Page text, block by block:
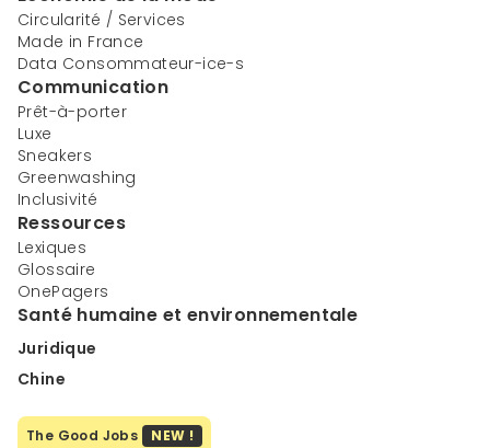
Circularité / Services
Made in France
Data Consommateur-ice-s
Communication
Prêt-à-porter
Luxe
Sneakers
Greenwashing
Inclusivité
Ressources
Lexiques
Glossaire
OnePagers
Santé humaine et environnementale
Juridique
Chine
The Good Jobs NEW !